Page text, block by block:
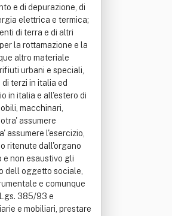
e di depurazione, di
elettrica e termica;
di terra e di altri
la rottamazione e la
altro materiale
urbani e speciali,
terzi in italia ed
in italia e all'estero di
macchinari,
assumere
assumere l'esercizio,
ritenute dall'organo
e non esaustivo gli
dell oggetto sociale,
e comunque
385/93 e
e mobiliari, prestare